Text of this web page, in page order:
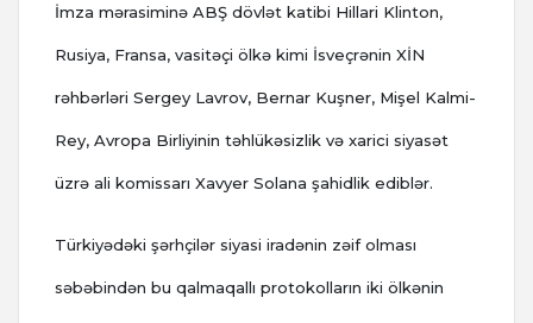
İmza mərasiminə ABŞ dövlət katibi Hillari Klinton,
Rusiya, Fransa, vasitəçi ölkə kimi İsveçrənin XİN
rəhbərləri Sergey Lavrov, Bernar Kuşner, Mişel Kalmi-
Rey, Avropa Birliyinin təhlükəsizlik və xarici siyasət
üzrə ali komissarı Xavyer Solana şahidlik ediblər.
Türkiyədəki şərhçilər siyasi iradənin zəif olması
səbəbindən bu qalmaqallı protokolların iki ölkənin